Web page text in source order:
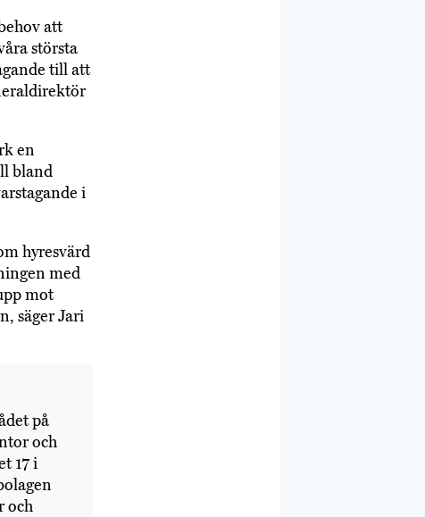
att
största
till att
en
bland
i
hyresvärd
med
mot
säger Jari
på
och
17 i
och